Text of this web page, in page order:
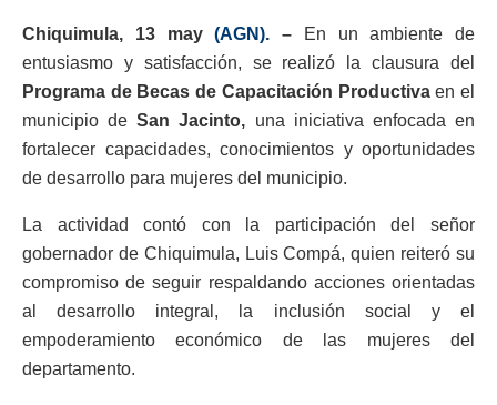
Chiquimula, 13 may(AGN). – En un ambiente de
entusiasmo y satisfacción, se realizó la clausura del
Programa de Becas de Capacitación Productivaen el
municipio deSan Jacinto, una iniciativa enfocada en
fortalecer capacidades, conocimientos y oportunidades
de desarrollo para mujeres del municipio.
La actividad contó con la participación del señor
gobernador de Chiquimula, Luis Compá, quien reiteró su
compromiso de seguir respaldando acciones orientadas
al desarrollo integral, la inclusión social y el
empoderamiento económico de las mujeres del
departamento.